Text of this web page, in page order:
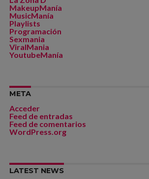
MakeupManía
MusicManía
Playlists
Programación
Sexmania
ViralMania
YoutubeManía
META
Acceder
Feed de entradas
Feed de comentarios
WordPress.org
LATEST NEWS